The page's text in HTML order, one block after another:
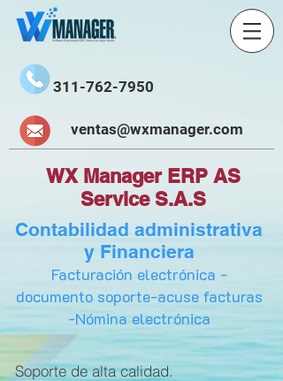
311-762-7950
ventas@wxmanager.com
WX Manager ERP AS
Service S.A.S
Contabilidad administrativa
y Financiera
Facturación electrónica -
documento soporte-acuse facturas
-Nómina electrónica
Soporte de alta calidad.